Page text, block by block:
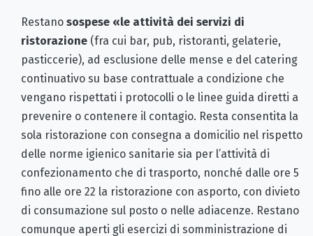
Restano sospese «le attività dei servizi di
ristorazione (fra cui bar, pub, ristoranti, gelaterie,
pasticcerie), ad esclusione delle mense e del catering
continuativo su base contrattuale a condizione che
vengano rispettati i protocolli o le linee guida diretti a
prevenire o contenere il contagio. Resta consentita la
sola ristorazione con consegna a domicilio nel rispetto
delle norme igienico sanitarie sia per l’attività di
confezionamento che di trasporto, nonché dalle ore 5
fino alle ore 22 la ristorazione con asporto, con divieto
di consumazione sul posto o nelle adiacenze. Restano
comunque aperti gli esercizi di somministrazione di